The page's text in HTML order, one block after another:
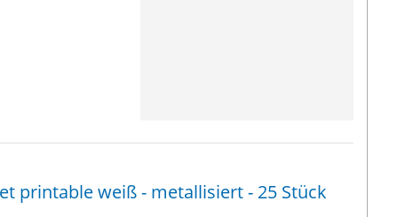
printable weiß - metallisiert - 25 Stück